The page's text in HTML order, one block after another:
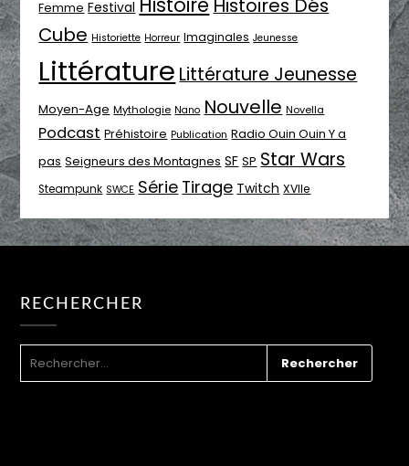
Femme Festival
Histoires Dés
Cube Historiette Horreur Imaginales Jeunesse
Littérature Littérature Jeunesse
Moyen-Age Mythologie Nano Nouvelle Novella
Podcast Préhistoire Publication Radio Ouin Ouin Y a
pas Seigneurs des Montagnes SF SP Star Wars
Steampunk SWCE Série Tirage Twitch XVIIe
RECHERCHER